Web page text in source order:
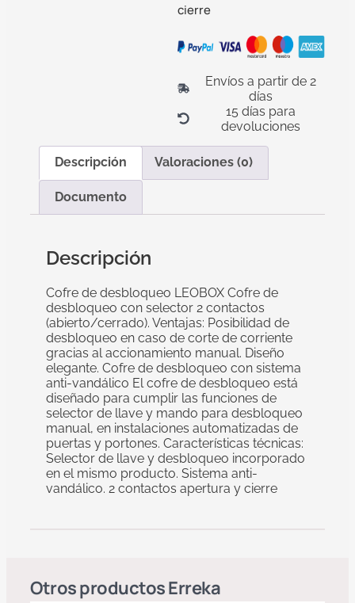
cierre
Envíos a partir de 2
días
15 días para
devoluciones
Descripción Valoraciones (0)
Documento
Descripción
Cofre de desbloqueo LEOBOX Cofre de
desbloqueo con selector 2 contactos
(abierto/cerrado). Ventajas: Posibilidad de
desbloqueo en caso de corte de corriente
gracias al accionamiento manual. Diseño
elegante. Cofre de desbloqueo con sistema
anti-vandálico El cofre de desbloqueo está
diseñado para cumplir las funciones de
selector de llave y mando para desbloqueo
manual, en instalaciones automatizadas de
puertas y portones. Características técnicas:
Selector de llave y desbloqueo incorporado
en el mismo producto. Sistema anti-
vandálico. 2 contactos apertura y cierre
Otros productosErreka